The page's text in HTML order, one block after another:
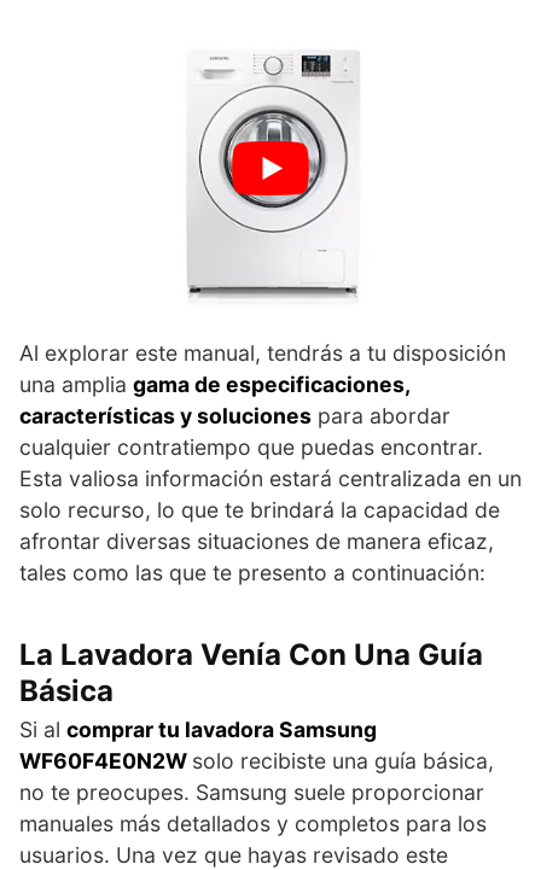
Al explorar este manual, tendrás a tu disposición
una amplia gama de especificaciones,
características y soluciones para abordar
cualquier contratiempo que puedas encontrar.
Esta valiosa información estará centralizada en un
solo recurso, lo que te brindará la capacidad de
afrontar diversas situaciones de manera eficaz,
tales como las que te presento a continuación:
La Lavadora Venía Con Una Guía
Básica
Si al comprar tu lavadora Samsung
WF60F4E0N2W solo recibiste una guía básica,
no te preocupes. Samsung suele proporcionar
manuales más detallados y completos para los
usuarios. Una vez que hayas revisado este